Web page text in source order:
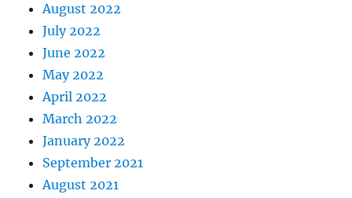
August 2022
July 2022
June 2022
May 2022
April 2022
March 2022
January 2022
September 2021
August 2021